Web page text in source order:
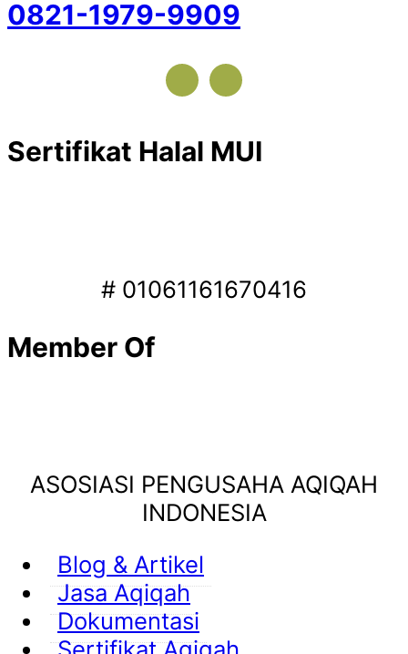
0821-1979-9909
Sertifikat Halal MUI
# 01061161670416
Member Of
ASOSIASI PENGUSAHA AQIQAH
INDONESIA
Blog & Artikel
Jasa Aqiqah
Dokumentasi